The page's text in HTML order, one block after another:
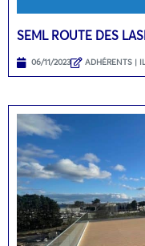
SEML ROUTE DES
06/11/2023 ADHÉRENTS |